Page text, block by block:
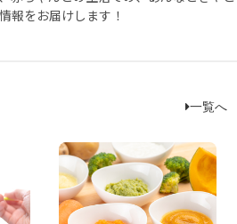
報をお届けします！
一覧へ